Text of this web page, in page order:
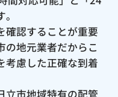
確認することが重要
の地元業者だからこ
考慮した正確な到着
立市地域特有の配管